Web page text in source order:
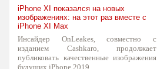
iPhone XI показался на новых
изображениях: на этот раз вместе с
iPhone XI Max
Инсайдер OnLeakes, совместно с
изданием Cashkaro, продолжает
публиковать качественные изображения
будущих iPhone 2019...